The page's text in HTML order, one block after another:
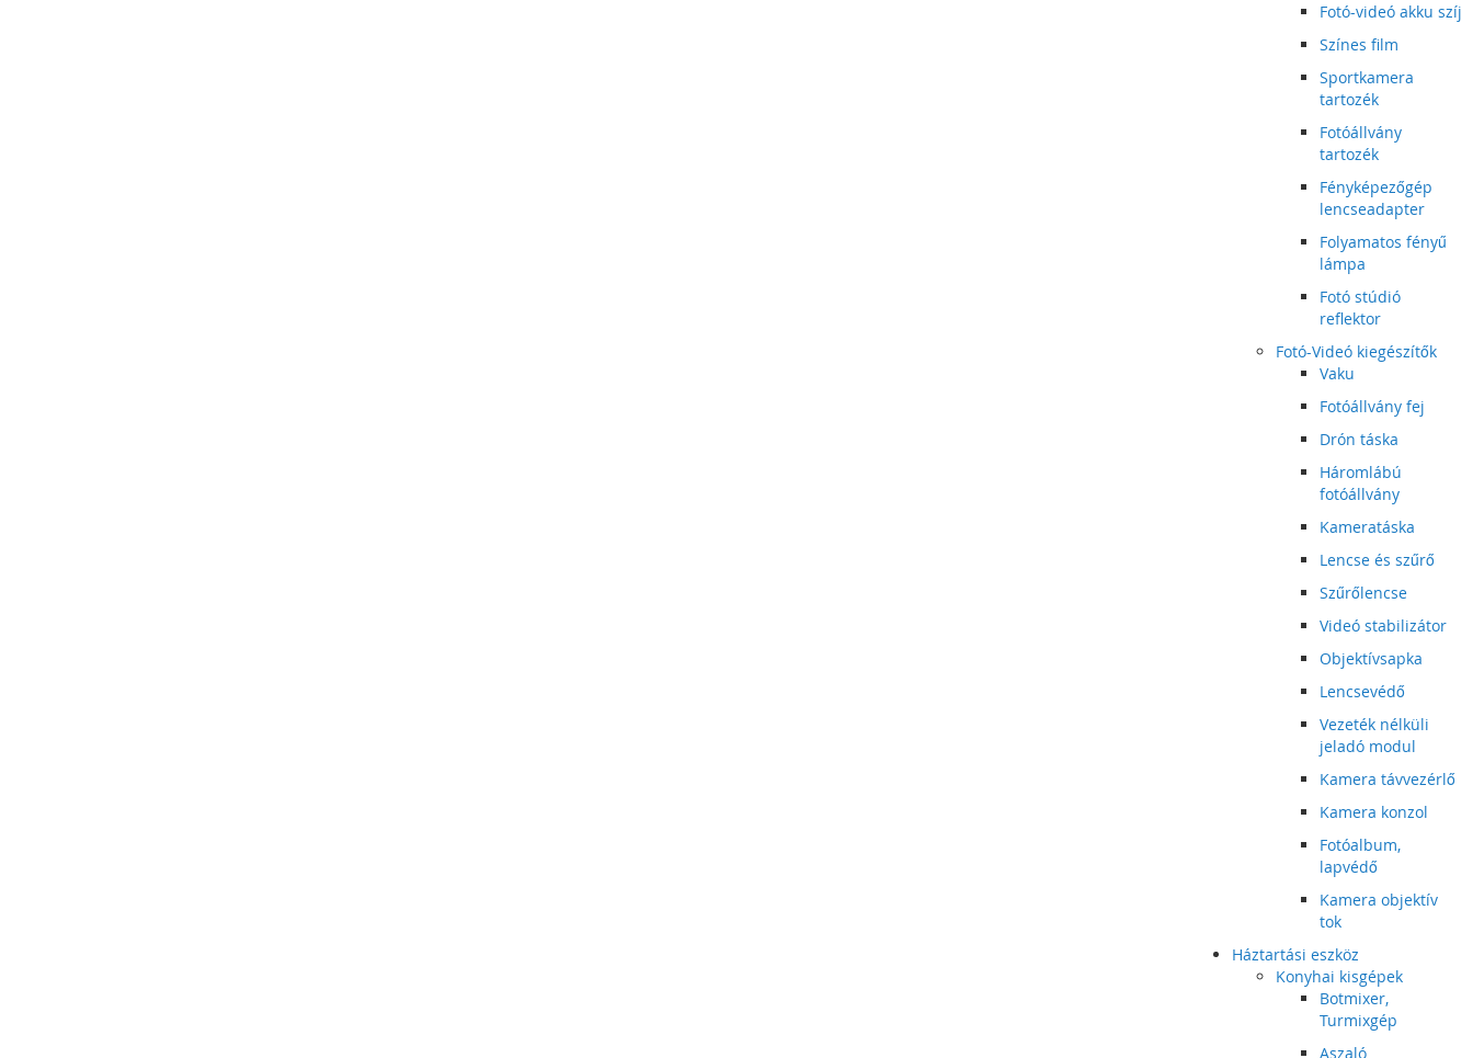
Fotó-videó akku szíj
Színes film
Sportkamera
tartozék
Fotóállvány
tartozék
Fényképezőgép
lencseadapter
Folyamatos fényű
lámpa
Fotó stúdió
reflektor
Fotó-Videó kiegészítők
Vaku
Fotóállvány fej
Drón táska
Háromlábú
fotóállvány
Kameratáska
Lencse és szűrő
Szűrőlencse
Videó stabilizátor
Objektívsapka
Lencsevédő
Vezeték nélküli
jeladó modul
Kamera távvezérlő
Kamera konzol
Fotóalbum,
lapvédő
Kamera objektív
tok
Háztartási eszköz
Konyhai kisgépek
Botmixer,
Turmixgép
Aszaló